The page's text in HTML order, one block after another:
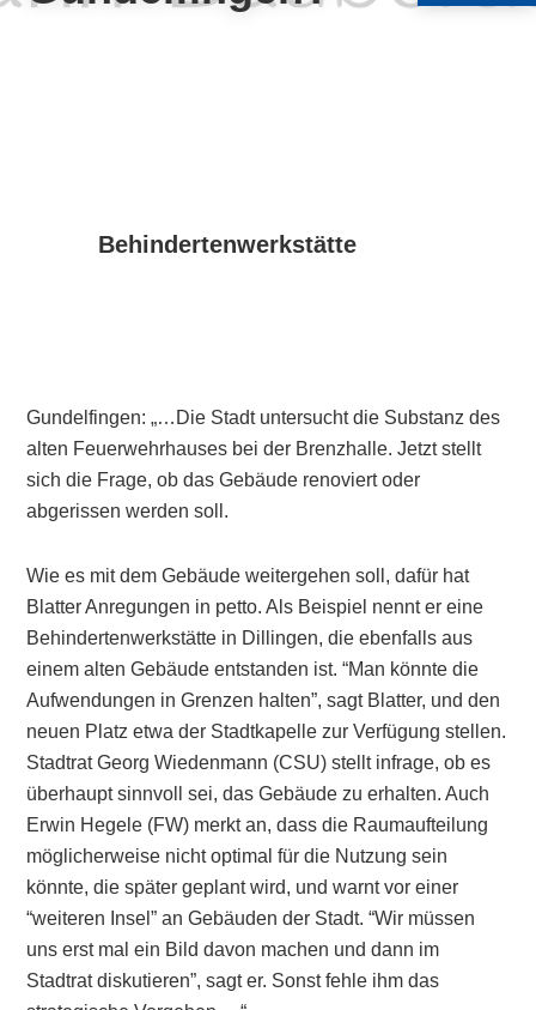
Behindertenwerkstätte
Gundelfingen: „…Die Stadt untersucht die Substanz des
alten Feuerwehrhauses bei der Brenzhalle. Jetzt stellt
sich die Frage, ob das Gebäude renoviert oder
abgerissen werden soll.
Wie es mit dem Gebäude weitergehen soll, dafür hat
Blatter Anregungen in petto. Als Beispiel nennt er eine
Behindertenwerkstätte in Dillingen, die ebenfalls aus
einem alten Gebäude entstanden ist. “Man könnte die
Aufwendungen in Grenzen halten”, sagt Blatter, und den
neuen Platz etwa der Stadtkapelle zur Verfügung stellen.
Stadtrat Georg Wiedenmann (CSU) stellt infrage, ob es
überhaupt sinnvoll sei, das Gebäude zu erhalten. Auch
Erwin Hegele (FW) merkt an, dass die Raumaufteilung
möglicherweise nicht optimal für die Nutzung sein
könnte, die später geplant wird, und warnt vor einer
“weiteren Insel” an Gebäuden der Stadt. “Wir müssen
uns erst mal ein Bild davon machen und dann im
Stadtrat diskutieren”, sagt er. Sonst fehle ihm das